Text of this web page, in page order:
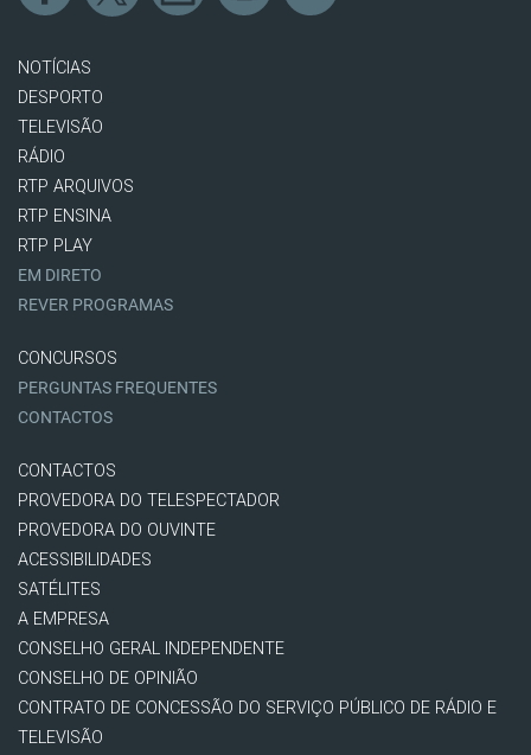
NOTÍCIAS
DESPORTO
TELEVISÃO
RÁDIO
RTP ARQUIVOS
RTP ENSINA
RTP PLAY
EM DIRETO
REVER PROGRAMAS
CONCURSOS
PERGUNTAS FREQUENTES
CONTACTOS
CONTACTOS
PROVEDORA DO TELESPECTADOR
PROVEDORA DO OUVINTE
ACESSIBILIDADES
SATÉLITES
A EMPRESA
CONSELHO GERAL INDEPENDENTE
CONSELHO DE OPINIÃO
CONTRATO DE CONCESSÃO DO SERVIÇO PÚBLICO DE RÁDIO E
TELEVISÃO